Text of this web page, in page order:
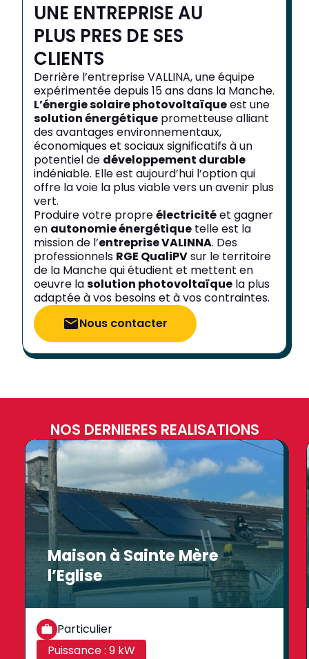
UNE ENTREPRISE AU
PLUS PRES DE SES
CLIENTS
Derrière l’entreprise VALLINA, une équipe
expérimentée depuis 15 ans dans la Manche.
L’énergie solaire photovoltaïqueest une
solution énergétique prometteuse alliant
des avantages environnementaux,
économiques et sociaux significatifs à un
potentiel de développement durable
indéniable. Elle est aujourd’hui l’option qui
offre la voie la plus viable vers un avenir plus
vert.
Produire votre propreélectricitéet gagner
en autonomie énergétique telle est la
mission de l’entreprise VALINNA. Des
professionnels RGE QualiPVsur le territoire
de la Manche qui étudient et mettent en
oeuvre lasolution photovoltaïque la plus
adaptée à vos besoins et à vos contraintes.
Nous contacter
NOS DERNIERES REALISATIONS
Maison à Sainte Mère
l’Eglise
Particulier
Puissance : 9 kW